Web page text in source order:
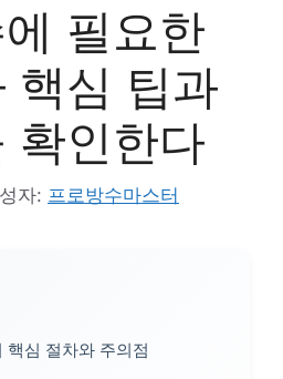
필요한
핵심 팁과
확인한다
자: 프로방수마스터
핵심 절차와 주의점